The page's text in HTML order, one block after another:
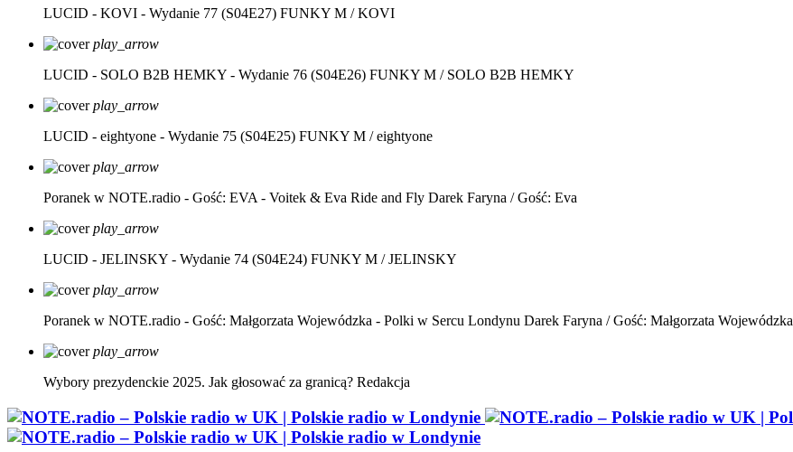
LUCID - KOVI - Wydanie 77 (S04E27) FUNKY M / KOVI
play_arrow
LUCID - SOLO B2B HEMKY - Wydanie 76 (S04E26) FUNKY M / SOLO B2B HEMKY
play_arrow
LUCID - eightyone - Wydanie 75 (S04E25) FUNKY M / eightyone
play_arrow
Poranek w NOTE.radio - Gość: EVA - Voitek & Eva Ride and Fly Darek Faryna / Gość: Eva
play_arrow
LUCID - JELINSKY - Wydanie 74 (S04E24) FUNKY M / JELINSKY
play_arrow
Poranek w NOTE.radio - Gość: Małgorzata Wojewódzka - Polki w Sercu Londynu Darek Faryna / Gość: Małgorzata Wojewódzka
play_arrow
Wybory prezydenckie 2025. Jak głosować za granicą? Redakcja